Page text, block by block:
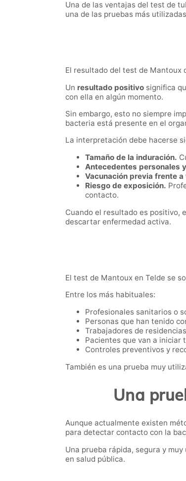
Una de las ventajas del test de
una de las pruebas más
El resultado del test de Mantoux
Un resultado positivo significa
con ella en algún momento.
Sin embargo, esto no siempre
bacteria está presente en el
La interpretación debe hacerse
Tamaño de la induración.
Antecedentes personales
Vacunación previa frente
Riesgo de exposición.
contacto.
Cuando el resultado es positivo,
descartar enfermedad activa.
El test de Mantoux en Telde se
Entre los más habituales:
Profesionales sanitarios o
Personas que han tenido
Trabajadores de
Pacientes que van a iniciar
Controles preventivos y
También es una prueba muy
Una
Aunque actualmente existen
para detectar contacto con la
Una prueba rápida, segura y
en salud pública.